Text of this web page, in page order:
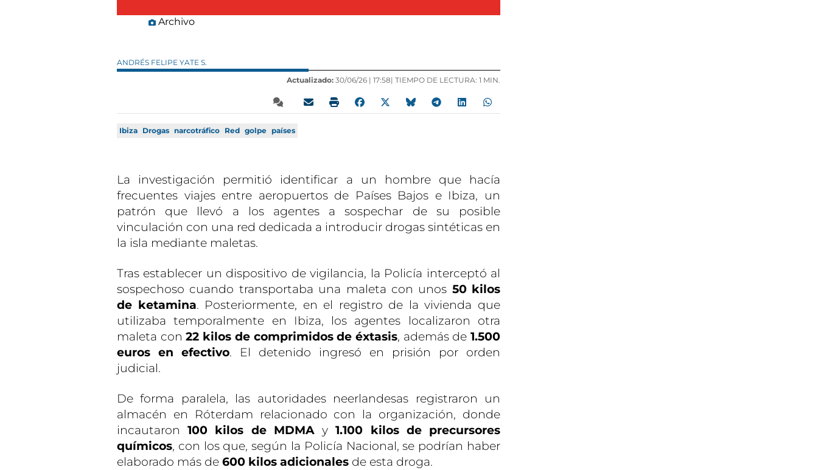
Archivo
ANDRÉS FELIPE YATE S.
Actualizado: 30/06/26 | 17:58| TIEMPO DE LECTURA: 1 MIN.
Ibiza Drogas narcotráfico Red golpe países
La investigación permitió identificar a un hombre que hacía
frecuentes viajes entre aeropuertos de Países Bajos e Ibiza, un
patrón que llevó a los agentes a sospechar de su posible
vinculación con una red dedicada a introducir drogas sintéticas en
la isla mediante maletas.
Tras establecer un dispositivo de vigilancia, la Policía interceptó al
sospechoso cuando transportaba una maleta con unos 50 kilos
de ketamina. Posteriormente, en el registro de la vivienda que
utilizaba temporalmente en Ibiza, los agentes localizaron otra
maleta con22 kilos de comprimidos de éxtasis, además de1.500
euros en efectivo. El detenido ingresó en prisión por orden
judicial.
De forma paralela, las autoridades neerlandesas registraron un
almacén en Róterdam relacionado con la organización, donde
incautaron100 kilos de MDMAy1.100 kilos de precursores
químicos, con los que, según la Policía Nacional, se podrían haber
elaborado más de 600 kilos adicionales de esta droga.